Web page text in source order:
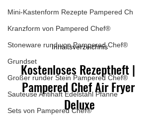
Mini-Kastenform Rezepte Pampered Ch
Kranzform von Pampered Chef®
Stoneware rund von Pampered Chef®
Grundset
Großer runder Stein Pampered Chef®
Sauteuse Antihaft Edelstahl Pfanne
Sets von Pampered Chef®
Inhaltsverzeichnis
Kostenloses Rezeptheft |
Pampered Chef Air Fryer
Deluxe